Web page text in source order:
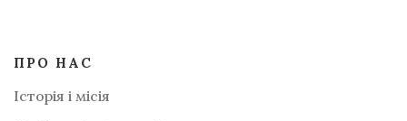
ПРО НАС
Історія і місія